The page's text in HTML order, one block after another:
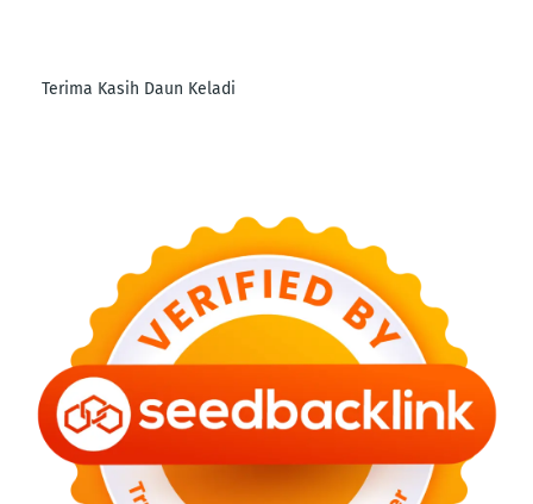
Terima Kasih Daun Keladi